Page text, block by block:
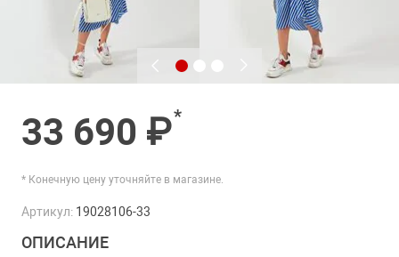
33 690 ₽*
* Конечную цену уточняйте в магазине.
Артикул: 19028106-33
ОПИСАНИЕ